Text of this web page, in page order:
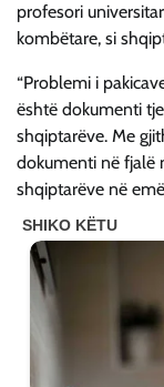
profesori
kombëtare, si
“Problemi i
është dokumenti
shqiptarëve. Me
dokumenti në fjalë
shqiptarëve në